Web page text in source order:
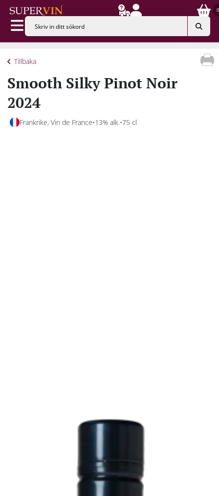
0
Tillbaka
Smooth Silky Pinot Noir
2024
Frankrike, Vin de France 13% alk. 75 cl